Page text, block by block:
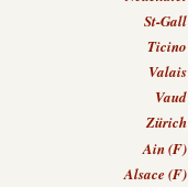
St-Gall
Ticino
Valais
Vaud
Zürich
Ain (F)
Alsace (F)